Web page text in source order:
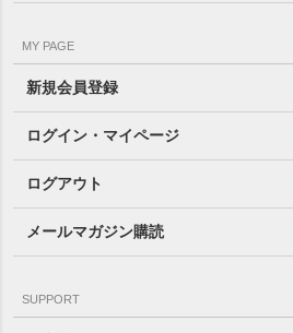
MY PAGE
新規会員登録
ログイン・マイページ
ログアウト
メールマガジン購読
SUPPORT